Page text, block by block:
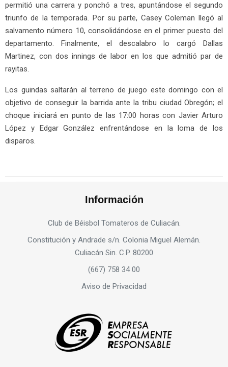
permitió una carrera y ponchó a tres, apuntándose el segundo
triunfo de la temporada. Por su parte, Casey Coleman llegó al
salvamento número 10, consolidándose en el primer puesto del
departamento. Finalmente, el descalabro lo cargó Dallas
Martinez, con dos innings de labor en los que admitió par de
rayitas.
Los guindas saltarán al terreno de juego este domingo con el
objetivo de conseguir la barrida ante la tribu ciudad Obregón; el
choque iniciará en punto de las 17:00 horas con Javier Arturo
López y Edgar González enfrentándose en la loma de los
disparos.
Información
Club de Béisbol Tomateros de Culiacán.
Constitución y Andrade s/n. Colonia Miguel Alemán.
Culiacán Sin. C.P. 80200
(667) 758 34 00
Aviso de Privacidad